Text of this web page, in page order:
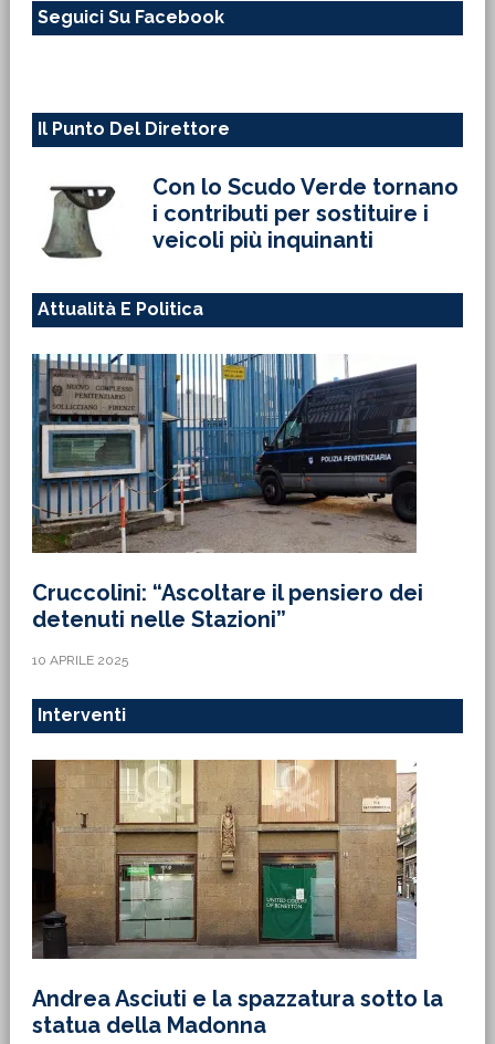
sito
Seguici Su Facebook
Il Punto Del Direttore
Con lo Scudo Verde tornano
i contributi per sostituire i
veicoli più inquinanti
Attualità E Politica
Cruccolini: “Ascoltare il pensiero dei
detenuti nelle Stazioni”
10 APRILE 2025
Interventi
Andrea Asciuti e la spazzatura sotto la
statua della Madonna